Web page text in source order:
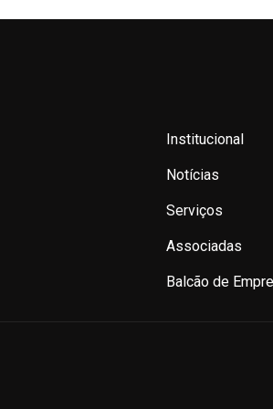
Institucional
Notícias
Serviços
Associadas
Balcão de